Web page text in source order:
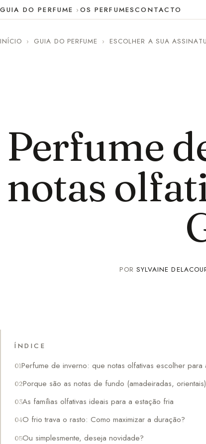
GUIA DO PERFUME OS PERFUMESCONTACTO
INÍCIO › GUIA DO PERFUME › ESCOLHER A SUA
Perfume
notas
POR SYLVAINE
ÍNDICE
Perfume de inverno: que notas olfativas escolher para
Porque são as notas de fundo (amadeiradas,
As famílias olfativas ideais para a estação fria
O frio trava o rasto: Como maximizar a duração?
Ou simplesmente, deseja novidade?